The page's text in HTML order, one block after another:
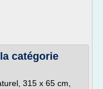
catégorie
315 x 65 cm,